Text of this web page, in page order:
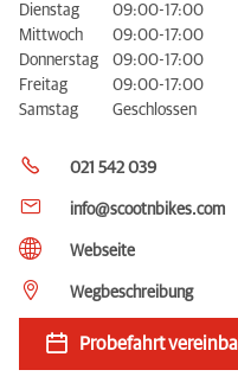
Dienstag
09:00-17:00
Mittwoch
09:00-17:00
Donnerstag
09:00-17:00
Freitag
09:00-17:00
Samstag
Geschlossen
021 542 039
info@scootnbikes.com
Webseite
Wegbeschreibung
Probefahrt